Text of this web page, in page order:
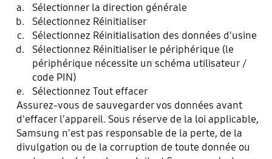
Sélectionner la direction générale
Sélectionnez Réinitialiser
Sélectionnez Réinitialisation des données d'usine
Sélectionnez Réinitialiser le périphérique (le
périphérique nécessite un schéma utilisateur /
code PIN)
Sélectionnez Tout effacer
Assurez-vous de sauvegarder vos données avant
d'effacer l'appareil. Sous réserve de la loi applicable,
Samsung n'est pas responsable de la perte, de la
divulgation ou de la corruption de toute donnée ou